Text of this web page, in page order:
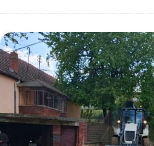
Сваке
организовани
обиласци
града
са
водичем